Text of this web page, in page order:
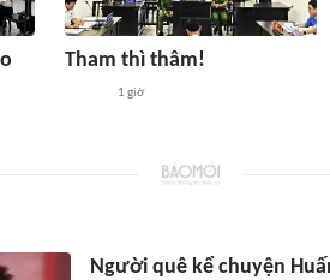
Tham thì thâm!
1 giờ
Người quê kể chuyện